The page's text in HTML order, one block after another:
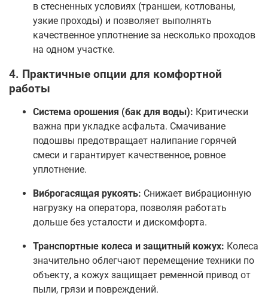
в стесненных условиях (траншеи, котлованы,
узкие проходы) и позволяет выполнять
качественное уплотнение за несколько проходов
на одном участке.
4. Практичные опции для комфортной
работы
Система орошения (бак для воды): Критически
важна при укладке асфальта. Смачивание
подошвы предотвращает налипание горячей
смеси и гарантирует качественное, ровное
уплотнение.
Виброгасящая рукоять: Снижает вибрационную
нагрузку на оператора, позволяя работать
дольше без усталости и дискомфорта.
Транспортные колеса и защитный кожух: Колеса
значительно облегчают перемещение техники по
объекту, а кожух защищает ременной привод от
пыли, грязи и повреждений.